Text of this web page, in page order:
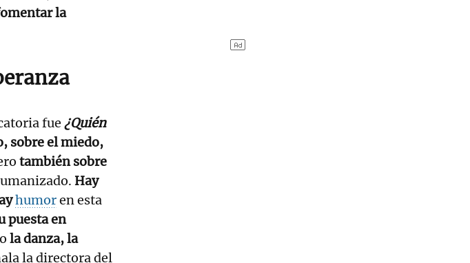
la
fue ¿Quién
sobre el miedo,
también sobre
Hay
humoren esta
puesta en
la danza, la
la directora del